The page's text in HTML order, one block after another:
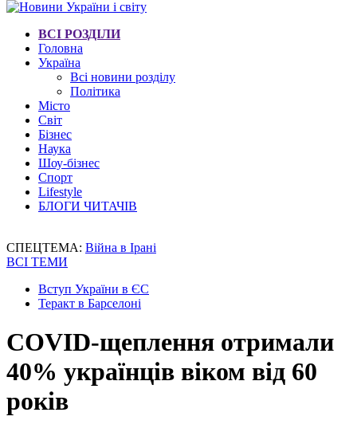
ВСІ РОЗДІЛИ
Головна
Україна
Всі новини розділу
Політика
Місто
Світ
Бізнес
Наука
Шоу-бізнес
Спорт
Lifestyle
БЛОГИ ЧИТАЧІВ
СПЕЦТЕМА: Війна в Ірані
ВСІ ТЕМИ
Вступ України в ЄС
Теракт в Барселоні
COVID-щеплення отримали
40% українців віком від 60
років